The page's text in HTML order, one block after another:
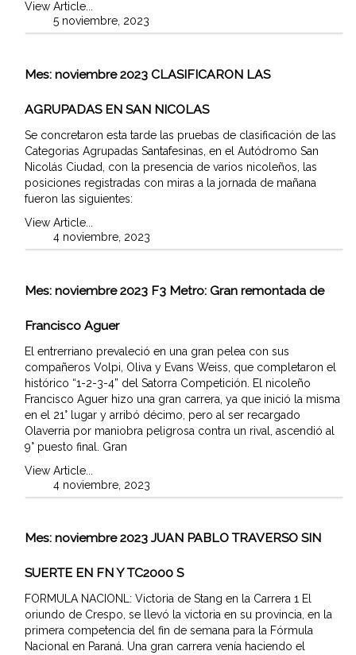
View Article...
5 noviembre, 2023
Mes: noviembre 2023 CLASIFICARON LAS
AGRUPADAS EN SAN NICOLAS
Se concretaron esta tarde las pruebas de clasificación de las
Categorias Agrupadas Santafesinas, en el Autódromo San
Nicolás Ciudad, con la presencia de varios nicoleños, las
posiciones registradas con miras a la jornada de mañana
fueron las siguientes:
View Article...
4 noviembre, 2023
Mes: noviembre 2023 F3 Metro: Gran remontada de
Francisco Aguer
El entrerriano prevaleció en una gran pelea con sus
compañeros Volpi, Oliva y Evans Weiss, que completaron el
histórico “1-2-3-4” del Satorra Competición. El nicoleño
Francisco Aguer hizo una gran carrera, ya que inició la misma
en el 21° lugar y arribó décimo, pero al ser recargado
Olaverria por maniobra peligrosa contra un rival, ascendió al
9° puesto final. Gran
View Article...
4 noviembre, 2023
Mes: noviembre 2023 JUAN PABLO TRAVERSO SIN
SUERTE EN FN Y TC2000 S
FORMULA NACIONL: Victoria de Stang en la Carrera 1 El
oriundo de Crespo, se llevó la victoria en su provincia, en la
primera competencia del fin de semana para la Fórmula
Nacional en Paraná. Una gran carrera venía haciendo el